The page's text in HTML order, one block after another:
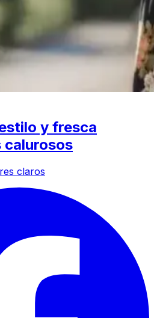
y fresca
calurosos
claros